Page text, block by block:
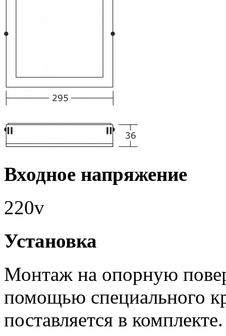
Входное напряжение
220v
Установка
Монтаж на опорную
помощью специального
поставляется в